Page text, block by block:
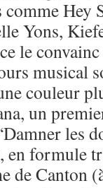
comme
Yons,
le convainc
musical
couleur
un
les
en formule
de Canton